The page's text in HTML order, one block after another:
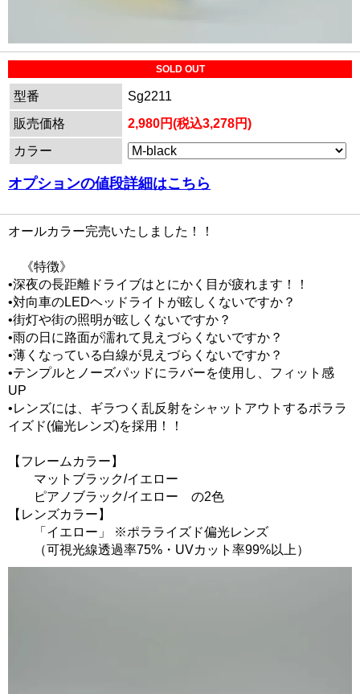
SOLD OUT
型番
Sg2211
販売価格
2,980円(税込3,278円)
カラー
オプションの値段詳細はこちら
オールカラー完売いたしました！！
《特徴》
•深夜の長距離ドライブはとにかく目が疲れます！！
•対向車のLEDヘッドライトが眩しくないですか？
•街灯や街の照明が眩しくないですか？
•雨の日に路面が濡れて見えづらくないですか？
•薄くなっている白線が見えづらくないですか？
•テンプルとノーズパッドにラバーを使用し、フィット感
UP
•レンズには、ギラつく乱反射をシャットアウトするポララ
イズド(偏光レンズ)を採用！！
【フレームカラー】
マットブラック/イエロー
ピアノブラック/イエロー の2色
【レンズカラー】
「イエロー」 ※ポラライズド偏光レンズ
（可視光線透過率75%・UVカット率99%以上）